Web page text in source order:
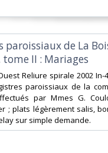
paroissiaux de La
tome II : Mariages‎
Reliure spirale 2002 In-
paroissiaux de la
par Mmes G.
; plats légèrement salis,
sur simple demande.‎